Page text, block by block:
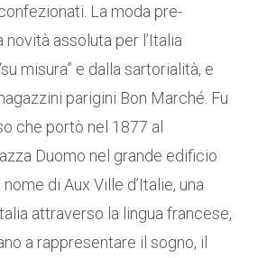
La moda pre-
assoluta per l’Italia
misura” e dalla sartorialità, e
parigini Bon Marché. Fu
che portò nel 1877 al
Duomo nel grande edificio
di Aux Ville d’Italie, una
attraverso la lingua francese,
a rappresentare il sogno, il